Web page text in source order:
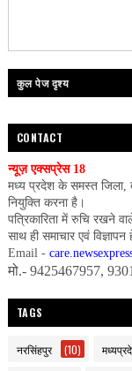
कुल पेज दृश्य
CONTACT
न्यूज़ एक्सप्रेस 18
मध्य प्रदेश के समस्त जिला,
नियुक्ति करना है।
पत्रिकारिता में रुचि रखने
साथ ही समाचार एवं
Email -
मो.- 9425467957,
TAGS
नरसिंहपुर (10)